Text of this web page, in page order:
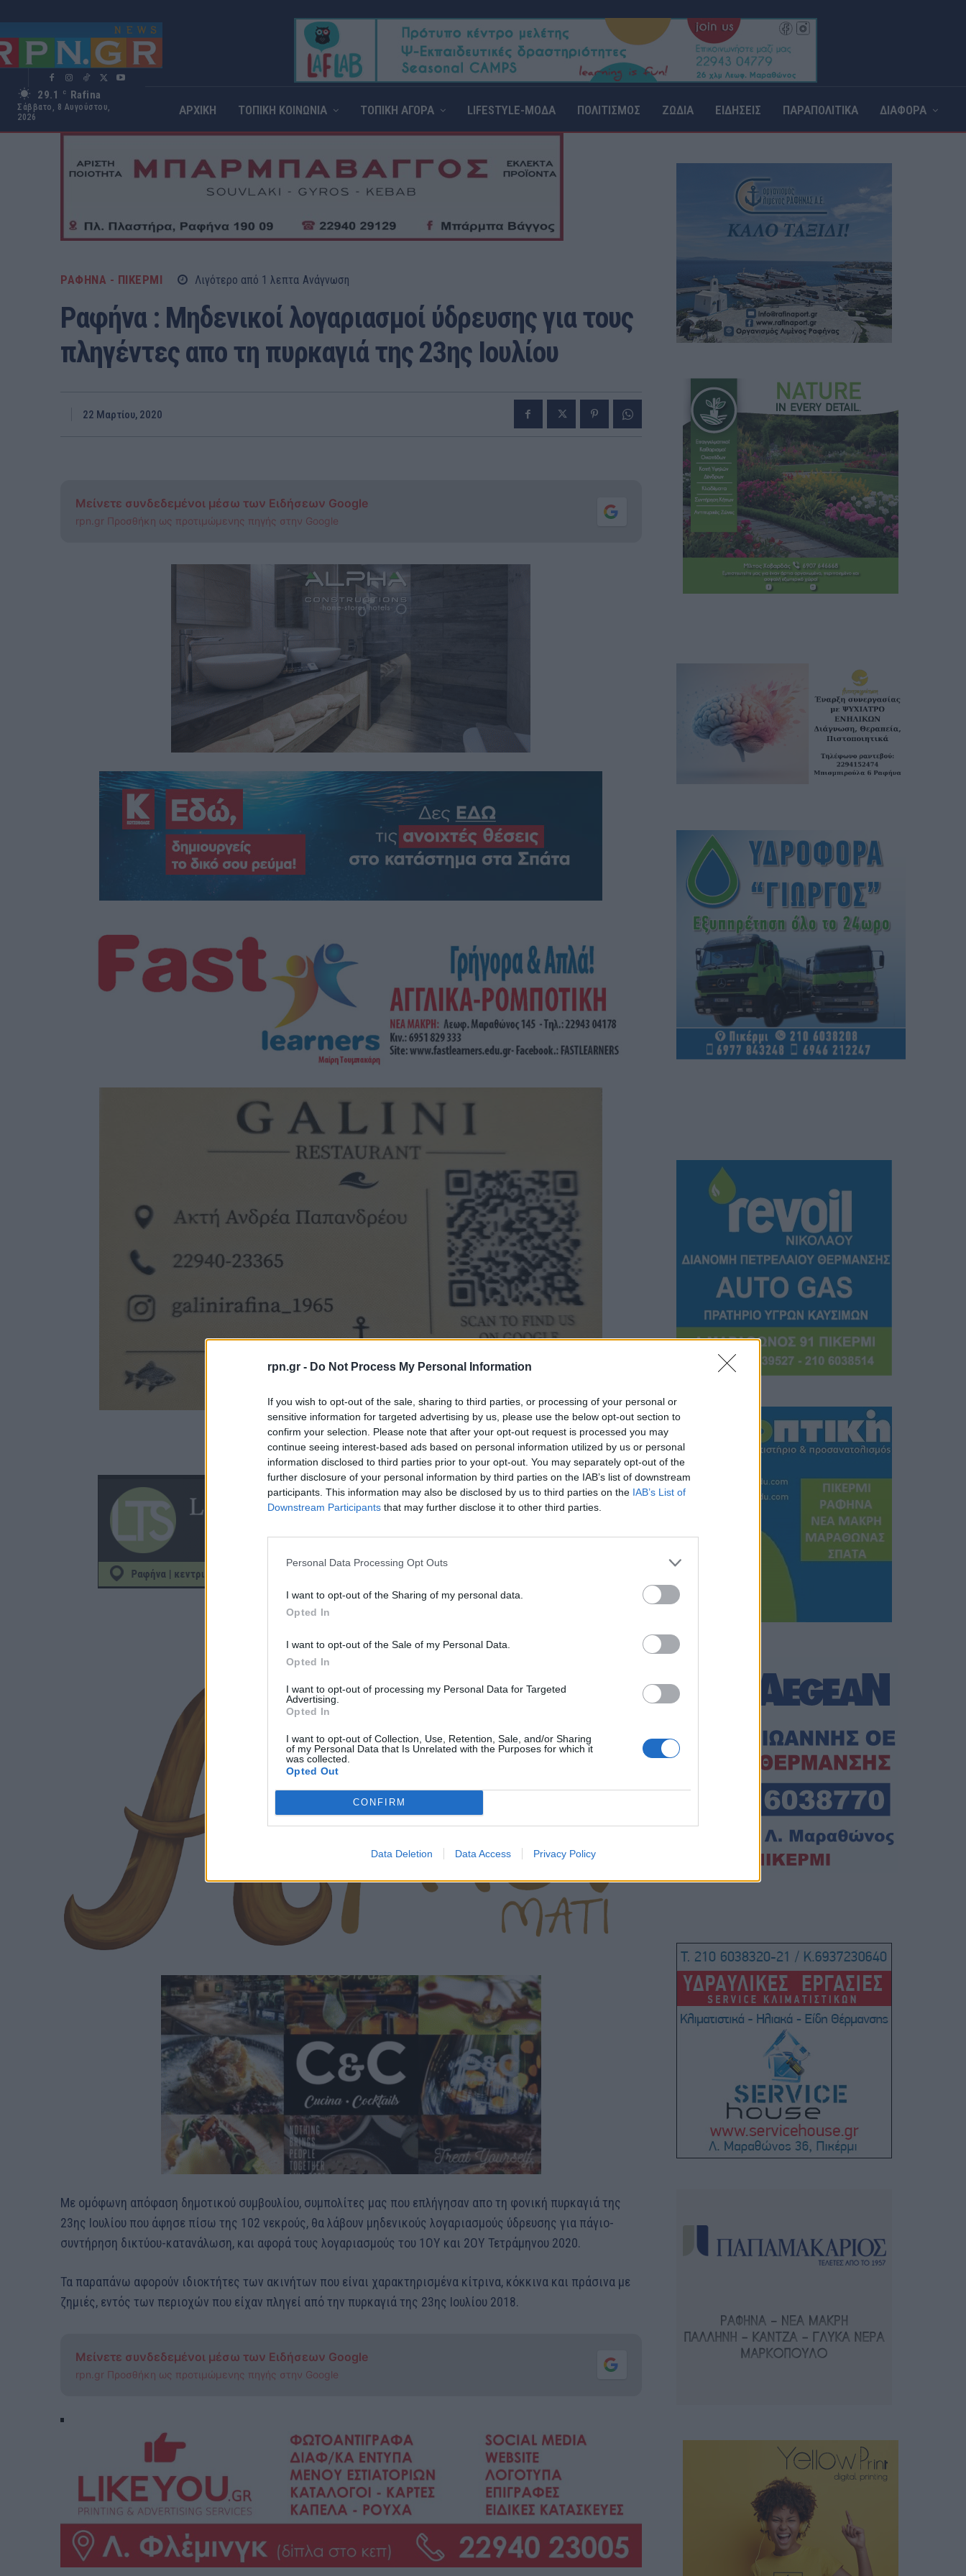
rpn.gr - Do Not Process My Personal Information
If you wish to opt-out of the sale, sharing to third parties, or processing of your personal or
sensitive information for targeted advertising by us, please use the below opt-out section to
confirm your selection. Please note that after your opt-out request is processed you may
continue seeing interest-based ads based on personal information utilized by us or personal
information disclosed to third parties prior to your opt-out. You may separately opt-out of the
further disclosure of your personal information by third parties on the IAB’s list of downstream
participants. This information may also be disclosed by us to third parties on the IAB’s List of
Downstream Participants that may further disclose it to other third parties.
Personal Data Processing Opt Outs
I want to opt-out of the Sharing of my personal data.
Opted In
I want to opt-out of the Sale of my Personal Data.
Opted In
I want to opt-out of processing my Personal Data for Targeted
Advertising.
Opted In
I want to opt-out of Collection, Use, Retention, Sale, and/or Sharing
of my Personal Data that Is Unrelated with the Purposes for which it
was collected.
Opted Out
CONFIRM
Data Deletion Data Access Privacy Policy
29.1 C Rafina
Σάββατο, 8 Αυγούστου,
2026
ΑΡΧΙΚΗ ΤΟΠΙΚΗ ΚΟΙΝΩΝΙΑ ΤΟΠΙΚΗ ΑΓΟΡΑ LIFESTYLE-ΜΟΔΑ ΠΟΛΙΤΙΣΜΟΣ ΖΩΔΙΑ ΕΙΔΗΣΕΙΣ ΠΑΡΑΠΟΛΙΤΙΚΑ ΔΙΑΦΟΡΑ
ΡΑΦΗΝΑ - ΠΙΚΕΡΜΙ Λιγότερο από 1 λεπτα Ανάγνωση
Ραφήνα : Μηδενικοί λογαριασμοί ύδρευσης για τους
πληγέντες απο τη πυρκαγιά της 23ης Ιουλίου
22 Μαρτίου, 2020
Μείνετε συνδεδεμένοι μέσω των Ειδήσεων Google
rpn.gr Προσθήκη ως προτιμώμενης πηγής στην Google
Με ομόφωνη απόφαση δημοτικού συμβουλίου, συμπολίτες μας που επλήγησαν απο τη φονική πυρκαγιά της
23ης Ιουλίου που άφησε πίσω της 102 νεκρούς, θα λάβουν µηδενικούς λογαριασμούς ύδρευσης για πάγιο-
συντήρηση δικτύου-κατανάλωση, και αφορά τους λογαριασµούς του 1ΟΥ και 2ΟΥ Τετράµηνου 2020.
Τα παραπάνω αφορούν ιδιοκτήτες των ακινήτων που είναι χαρακτηρισµένα κίτρινα, κόκκινα και πράσινα µε
ζηµιές, εντός των περιοχών που είχαν πληγεί από την πυρκαγιά της 23ης Ιουλίου 2018.
Μείνετε συνδεδεμένοι μέσω των Ειδήσεων Google
rpn.gr Προσθήκη ως προτιμώμενης πηγής στην Google